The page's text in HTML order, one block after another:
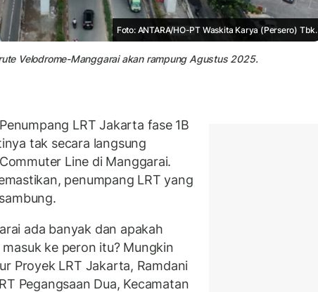
Foto: ANTARA/HO-PT Waskita Karya (Persero) Tbk.
Velodrome-Manggarai akan rampung Agustus 2025.
LRT Jakarta fase 1B
tak secara langsung
Line di Manggarai.
penumpang LRT yang
ada banyak dan apakah
ke peron itu? Mungkin
Proyek LRT Jakarta, Ramdani
Pegangsaan Dua, Kecamatan